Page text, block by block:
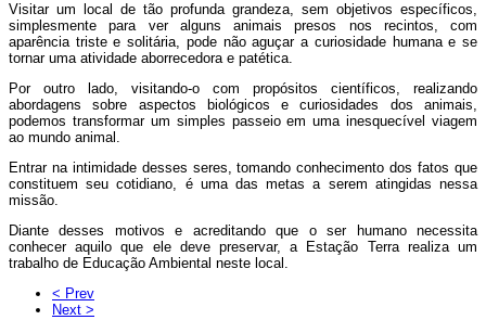
Visitar um local de tão profunda grandeza, sem objetivos específicos,
simplesmente para ver alguns animais presos nos recintos, com
aparência triste e solitária, pode não aguçar a curiosidade humana e se
tornar uma atividade aborrecedora e patética.
Por outro lado, visitando-o com propósitos científicos, realizando
abordagens sobre aspectos biológicos e curiosidades dos animais,
podemos transformar um simples passeio em uma inesquecível viagem
ao mundo animal.
Entrar na intimidade desses seres, tomando conhecimento dos fatos que
constituem seu cotidiano, é uma das metas a serem atingidas nessa
missão.
Diante desses motivos e acreditando que o ser humano necessita
conhecer aquilo que ele deve preservar, a Estação Terra realiza um
trabalho de Educação Ambiental neste local.
< Prev
Next >